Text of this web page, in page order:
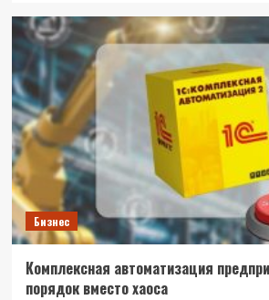
Бизнес
Комплексная автоматизация
порядок вместо хаоса